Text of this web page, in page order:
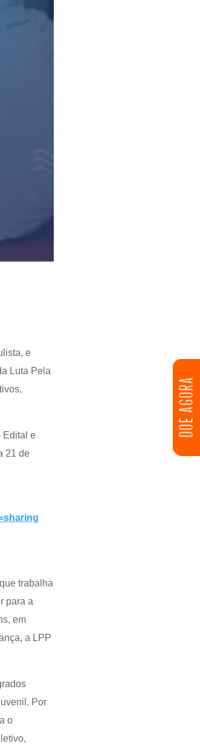
DOE AGORA
e
Luta Pela
Edital e
21 de
trabalha
para a
em
a LPP
Por
o